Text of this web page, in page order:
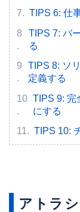
TIPS 6: 仕
TIPS 7: バ
る
TIPS 8: ソ
定義する
TIPS 9: 完
にする
TIPS 10:
アトラ